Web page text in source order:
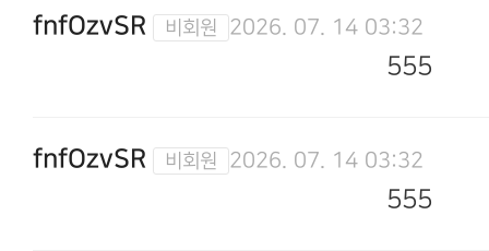
fnfOzvSR 2026. 07. 14 03:32
555
fnfOzvSR 2026. 07. 14 03:32
555